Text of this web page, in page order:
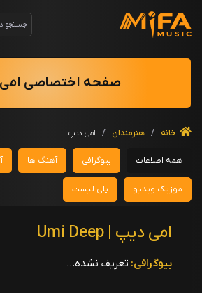
صفحه اختصاصی
خانه / هنرمندان / امی دیپ
همه اطلاعات بیوگرافی آهنگ ها
موزیک ویدیو پلی لیست
امی دیپ | Umi Deep
بیوگرافی: تعریف نشده...